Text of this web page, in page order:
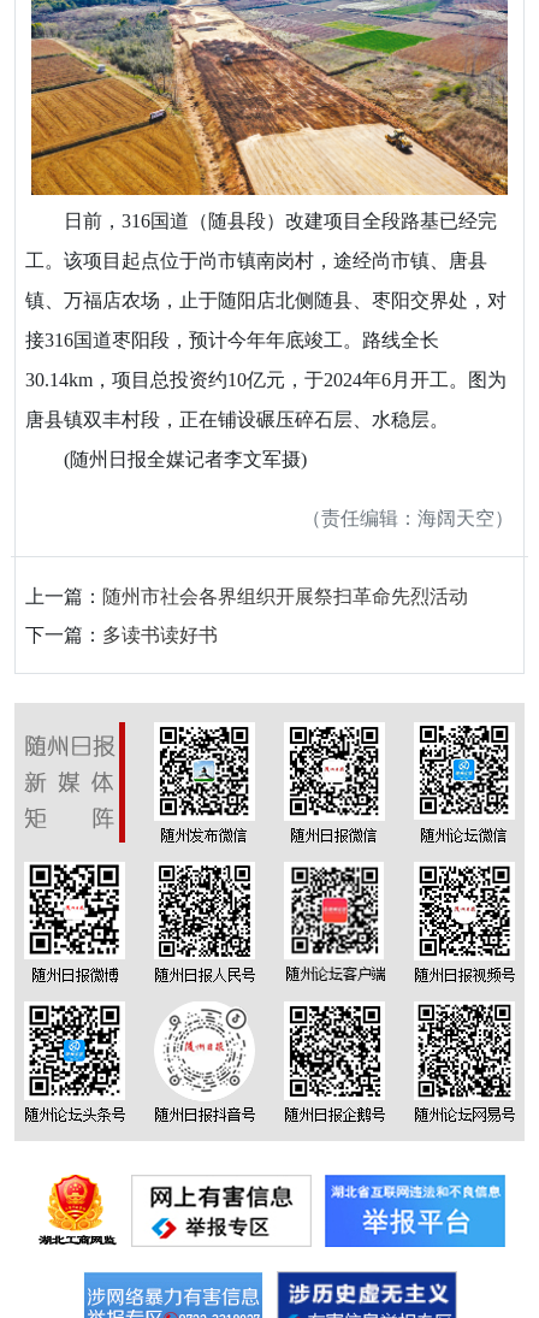
日前，316国道（随县段）改建项目全段路基已经完
工。该项目起点位于尚市镇南岗村，途经尚市镇、唐县
镇、万福店农场，止于随阳店北侧随县、枣阳交界处，对
接316国道枣阳段，预计今年年底竣工。路线全长
30.14km，项目总投资约10亿元，于2024年6月开工。图为
唐县镇双丰村段，正在铺设碾压碎石层、水稳层。
(随州日报全媒记者李文军摄)
（责任编辑：海阔天空）
上一篇： 随州市社会各界组织开展祭扫革命先烈活动
下一篇： 多读书读好书